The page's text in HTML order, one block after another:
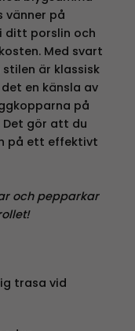
vänner på
ditt porslin och
Med svart
är klassisk
en känsla av
på
gör att du
på ett effektivt
och pepparkar
trasa vid